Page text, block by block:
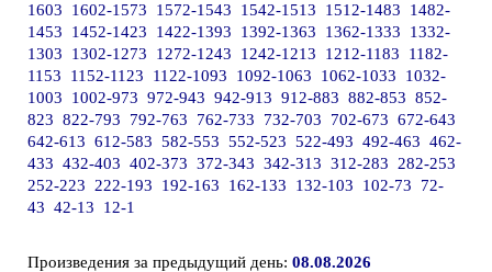
1603
1602-1573 1572-1543 1542-1513 1512-1483
1482-
1453
1452-1423 1422-1393 1392-1363 1362-1333
1332-
1303
1302-1273 1272-1243 1242-1213 1212-1183
1182-
1153
1152-1123 1122-1093 1092-1063 1062-1033
1032-
1003
1002-973 972-943 942-913 912-883 882-853 852-
823 822-793 792-763 762-733 732-703 702-673 672-643
642-613 612-583 582-553 552-523 522-493 492-463 462-
433 432-403 402-373 372-343 342-313 312-283
282-253
252-223
222-193 192-163 162-133 132-103 102-73
72-
43 42-13 12-1
Произведения за предыдущий день: 08.08.2026